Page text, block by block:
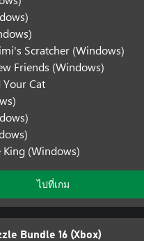
Scratcher (Windows)
Friends (Windows)
Your Cat
King (Windows)
ไปที่เกม
Bundle 16 (Xbox)